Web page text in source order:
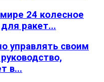
24 колесное
ракет...
управлять своим
в...